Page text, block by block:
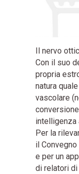
Il nervo
Con il suo
propria
natura
vascolare
intelligenza
Per la
il
e per un
di relatori